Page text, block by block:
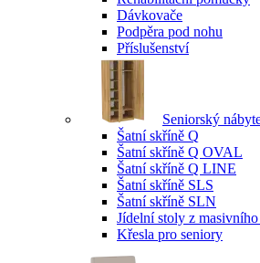
Dávkovače
Podpěra pod nohu
Příslušenství
Seniorský
Šatní skříně Q
Šatní skříně Q OVAL
Šatní skříně Q LINE
Šatní skříně SLS
Šatní skříně SLN
Jídelní stoly z masivního
Křesla pro seniory